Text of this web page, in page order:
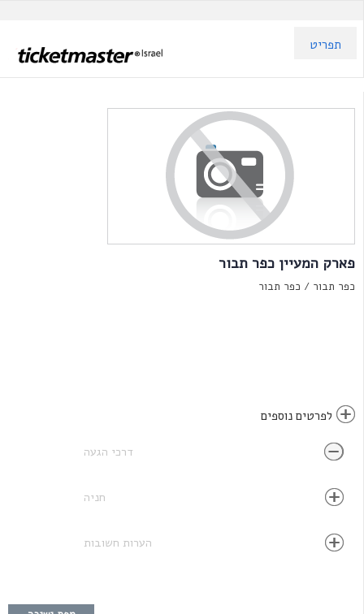
תפריט
פארק המעיין כפר תבור
כפר תבור / כפר תבור
לפרטים נוספים
דרכי הגעה
חניה
הערות חשובות